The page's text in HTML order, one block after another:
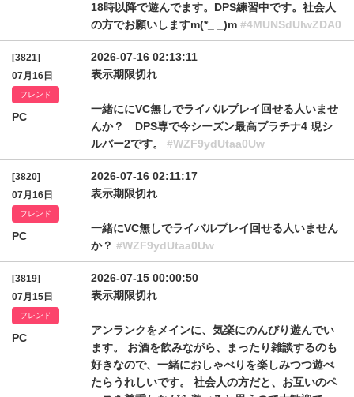
18時以降で遊んでます。DPS練習中です。社会人
の方でお願いしますm(*_ _)m #4MUNSdUlwZDA0
[3821]
07月16日
フレンド
PC
2026-07-16 02:13:11
表示期限切れ
一緒ににVC無しでライバルプレイ回せる人いませ
んか？ DPS専で今シーズン最高プラチナ4 現シ
ルバー2です。 #WZF9ydUtaa0Uw
[3820]
07月16日
フレンド
PC
2026-07-16 02:11:17
表示期限切れ
一緒にVC無しでライバルプレイ回せる人いません
か？ #WZF9ydUtaa0Uw
[3819]
07月15日
フレンド
PC
2026-07-15 00:00:50
表示期限切れ
アンランクをメインに、気楽にのんびり遊んでい
ます。 お酒を飲みながら、まったり雑談するのも
好きなので、一緒におしゃべりを楽しみつつ遊べ
たらうれしいです。 社会人の方だと、お互いのペ